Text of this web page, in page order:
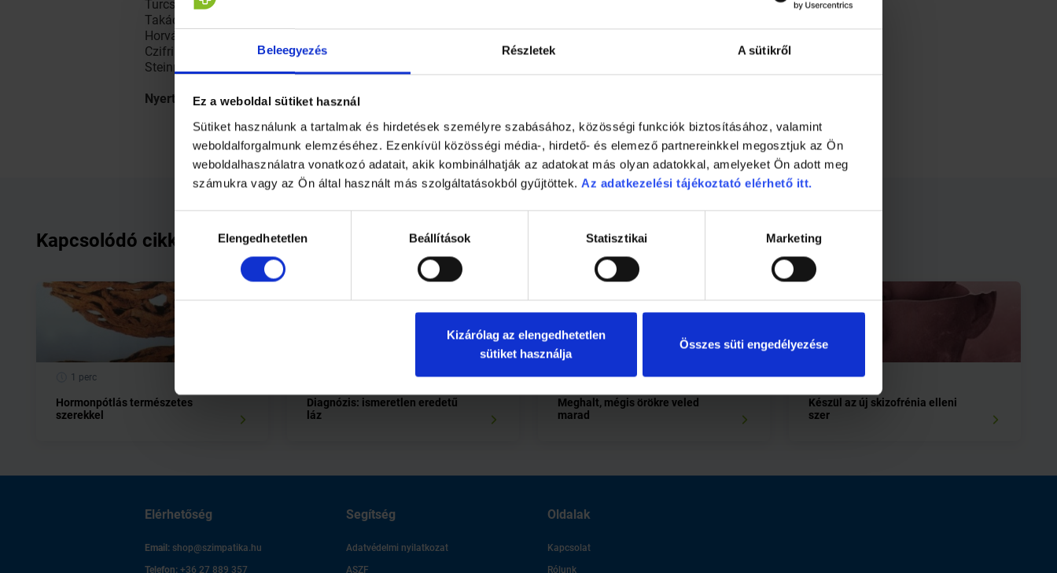
Beleegyezés Részletek A sütikről
Ez a weboldal sütiket használ
Sütiket használunk a tartalmak és hirdetések személyre szabásához, közösségi funkciók biztosításához, valamint
weboldalforgalmunk elemzéséhez. Ezenkívül közösségi média-, hirdető- és elemező partnereinkkel megosztjuk az Ön
weboldalhasználatra vonatkozó adatait, akik kombinálhatják az adatokat más olyan adatokkal, amelyeket Ön adott meg
számukra vagy az Ön által használt más szolgáltatásokból gyűjtöttek. Az adatkezelési tájékoztató elérhető itt.
kiválasztásaElengedhetetlen Beállítások Statisztikai Marketing
Kizárólag az elengedhetetlen
sütiket használja
Összes süti engedélyezése
Turcsik Mónika - Budapest - Bazsalikom Gyógyszertár - Budapest
Takács Kristóf - Gyál - Helikon Gyógyszertár - Keszthely
Horváth Lajosné - Nádudvar - Fekete Sas Gyógyszertár - Nádudvar
Czifrik Antal - Győrszentiván - Kristály Gyógyszertár - Győrszentiván
Steinmacher Lászlóné - Balatonfüred - Marina Patika - Balatonfüred
Nyerteseinknek szívből gratulálunk!
Kapcsolódó cikkek
1 perc
Hormonpótlás természetes
szerekkel
Diagnózis: ismeretlen eredetű
láz
5 perc
Meghalt, mégis örökre veled
marad
1 perc
Készül az új skizofrénia elleni
szer
Elérhetőség
Email: shop@szimpatika.hu
Telefon: +36 27 889 357
Segítség
Adatvédelmi nyilatkozat
ASZF
Oldalak
Kapcsolat
Rólunk